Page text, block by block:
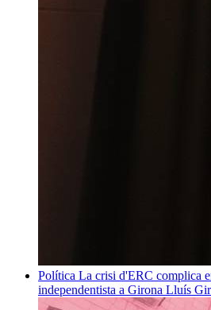
Política La crisi d'ERC complica
independentista a Girona Lluís